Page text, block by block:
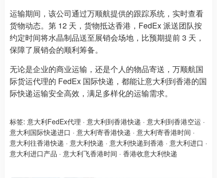
运输期间，该公司通过万顺航提供的跟踪系统，实时查看
货物动态。第 12 天，货物抵达香港，FedEx 派送团队按
约定时间将水晶制品送至展销会场地，比预期提前 3 天，
保障了展销会的顺利筹备。
无论是企业的商业运输，还是个人的物品寄送，万顺航国
际货运代理的 FedEx 国际快递，都能让意大利到香港的国
际快递运输安全高效，满足多样化的运输需求。
标签: 意大利FedEx代理 · 意大利到香港快递 · 意大利到香港空运 ·
意大利国际快递进口 · 意大利寄香港快递 · 意大利寄香港时间 ·
意大利往香港快递 · 意大利快递 · 意大利快递到香港 · 意大利进口 ·
意大利进口产品 · 意大利飞香港时间 · 香港收意大利快递